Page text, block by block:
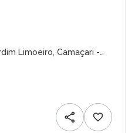
Limoeiro, Camaçari -